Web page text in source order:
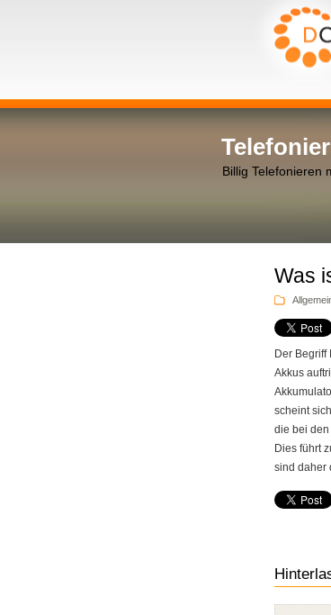
Billig Telefonieren
Was
Der Begriff
Akkus
scheint
die bei
Dies führt
sind daher